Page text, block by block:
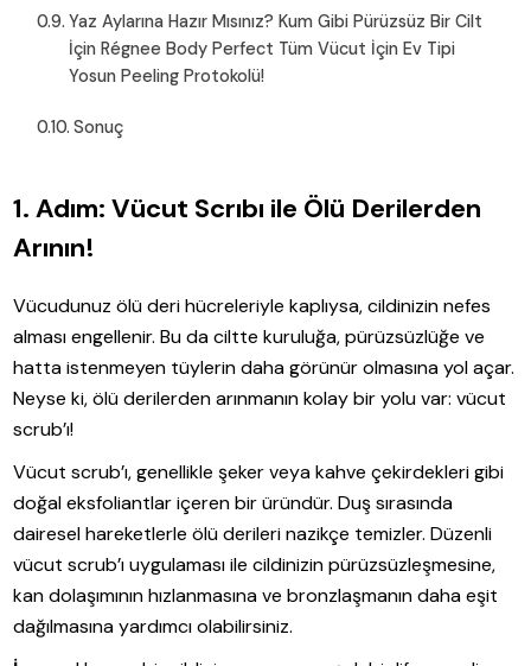
Yaz Aylarına Hazır Mısınız? Kum Gibi Pürüzsüz Bir Cilt
İçin Régnee Body Perfect Tüm Vücut İçin Ev Tipi
Yosun Peeling Protokolü!
Sonuç
1. Adım: Vücut Scrıbı ile Ölü Derilerden
Arının!
Vücudunuz ölü deri hücreleriyle kaplıysa, cildinizin nefes
alması engellenir. Bu da ciltte kuruluğa, pürüzsüzlüğe ve
hatta istenmeyen tüylerin daha görünür olmasına yol açar.
Neyse ki, ölü derilerden arınmanın kolay bir yolu var: vücut
scrub’ı!
Vücut scrub’ı, genellikle şeker veya kahve çekirdekleri gibi
doğal eksfoliantlar içeren bir üründür. Duş sırasında
dairesel hareketlerle ölü derileri nazikçe temizler. Düzenli
vücut scrub’ı uygulaması ile cildinizin pürüzsüzleşmesine,
kan dolaşımının hızlanmasına ve bronzlaşmanın daha eşit
dağılmasına yardımcı olabilirsiniz.